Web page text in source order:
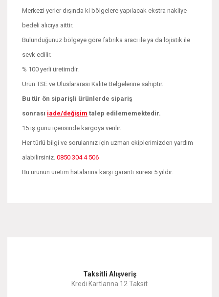
Merkezi yerler dışında ki bölgelere yapılacak ekstra nakliye
bedeli alıcıya aittir.
Bulunduğunuz bölgeye göre fabrika aracı ile ya da lojistik ile
sevk edilir.
% 100 yerli üretimdir.
Ürün TSE ve Uluslararası Kalite Belgelerine sahiptir.
Bu tür ön siparişli ürünlerde sipariş
sonrası iade/değişim talep edilememektedir.
15 iş günü içerisinde kargoya verilir.
Her türlü bilgi ve sorularınız için uzman ekiplerimizden yardım
alabilirsiniz. 0850 304 4 506
Bu ürünün üretim hatalarına karşı garanti süresi 5 yıldır.
Ürün resmi kalitesiz, bozuk veya görüntülenemiyor.
Taksitli Alışveriş
Kredi Kartlarına 12 Taksit